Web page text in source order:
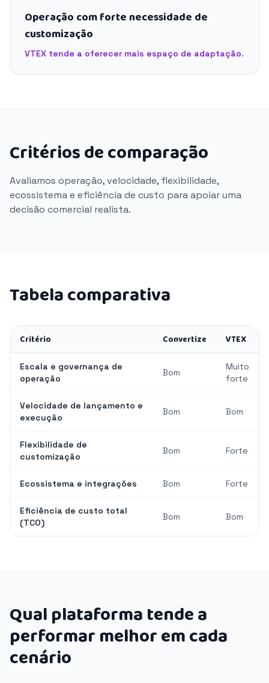
Operação com forte necessidade de
customização
VTEX tende a oferecer mais espaço de adaptação.
Critérios de comparação
Avaliamos operação, velocidade, flexibilidade,
ecossistema e eficiência de custo para apoiar uma
decisão comercial realista.
Tabela comparativa
Critério Convertize VTEX
Escala e governança de
operação
Bom
Muito
forte
Velocidade de lançamento e
execução
Bom Bom
Flexibilidade de
customização
Bom Forte
Ecossistema e integrações Bom Forte
Eficiência de custo total
(TCO)
Bom Bom
Qual plataforma tende a
performar melhor em cada
cenário